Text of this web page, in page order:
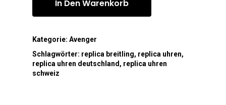
In Den Warenkorb
Kategorie: Avenger
Schlagwörter: replica breitling, replica uhren,
replica uhren deutschland , replica uhren
schweiz